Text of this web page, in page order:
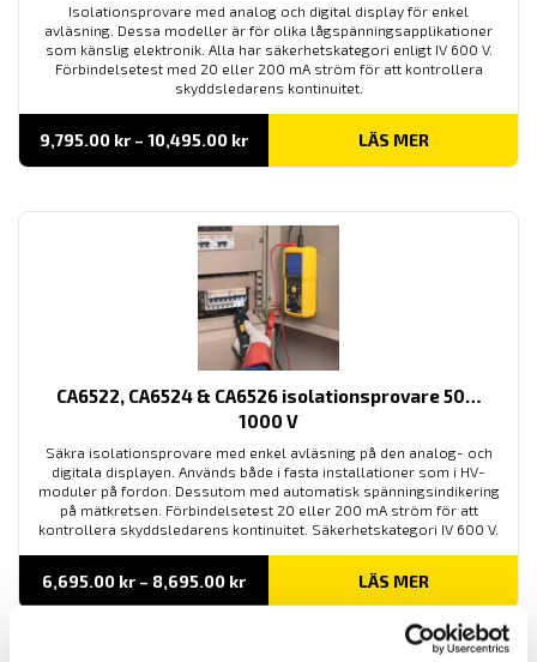
Isolationsprovare med analog och digital display för enkel
avläsning. Dessa modeller är för olika lågspänningsapplikationer
som känslig elektronik. Alla har säkerhetskategori enligt IV 600 V.
Förbindelsetest med 20 eller 200 mA ström för att kontrollera
skyddsledarens kontinuitet.
9,795.00 kr – 10,495.00 krPrisintervall:
till
LÄS MER
CA6522, CA6524 & CA6526 isolationsprovare 50…
1000 V
Säkra isolationsprovare med enkel avläsning på den analog- och
digitala displayen. Används både i fasta installationer som i HV-
moduler på fordon. Dessutom med automatisk spänningsindikering
på mätkretsen. Förbindelsetest 20 eller 200 mA ström för att
kontrollera skyddsledarens kontinuitet. Säkerhetskategori IV 600 V.
6,695.00 kr – 8,695.00 krPrisintervall:
LÄS MER